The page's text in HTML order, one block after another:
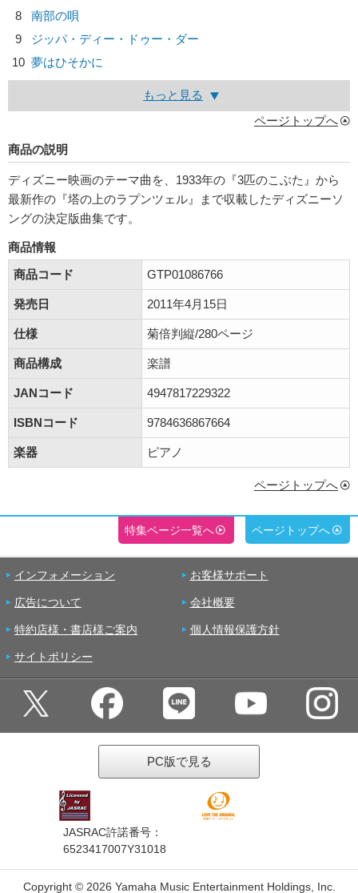
8
南部の唄
9
ジッパ・ディー・ドゥー・ダー
10 夢はひそかに
もっと見る
ページトップへ
商品の説明
ディズニー映画のテーマ曲を、1933年の『3匹のこぶた』から
最新作の『塔の上のラプンツェル』まで収載したディズニーソ
ングの決定版曲集です。
商品情報
商品コード
GTP01086766
発売日 2011年4月15日
仕様 菊倍判縦/280ページ
商品構成 楽譜
JANコード 4947817229322
ISBNコード 9784636867664
楽器 ピアノ
ページトップへ
特集ページ一覧へ ページトップへ
インフォメーション お客様サポート
広告について 会社概要
特約店様・書店様ご案内 個人情報保護方針
サイトポリシー
PC版で見る
JASRAC許諾番号：
6523417007Y31018
Copyright © 2026 Yamaha Music Entertainment Holdings, Inc.